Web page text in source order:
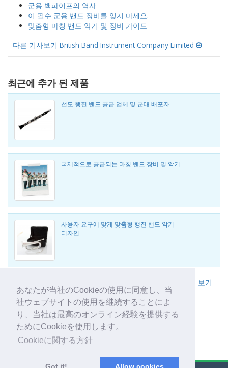
あなたが当社のCookieの使用に同意し、当
社ウェブサイトの使用を継続することによ
り、当社は最高のオンライン経験を提供する
ためにCookieを使用します。
Cookieに関する方針
군용 백파이프의 역사
이 필수 군용 밴드 장비를 잊지 마세요.
맞춤형 마칭 밴드 악기 및 장비 가이드
다른 기사보기 British Band Instrument Company Limited
최근에 추가 된 제품
선도 행진 밴드 공급 업체 및 군대 배포자
국제적으로 공급되는 마칭 밴드 장비 및 악기
사용자 요구에 맞게 맞춤형 행진 밴드 악기
디자인
British Band Instrument Company Limited 사의 다른 제품 보기